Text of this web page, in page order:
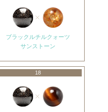
ブラックルチルクォーツ
サンストーン
18